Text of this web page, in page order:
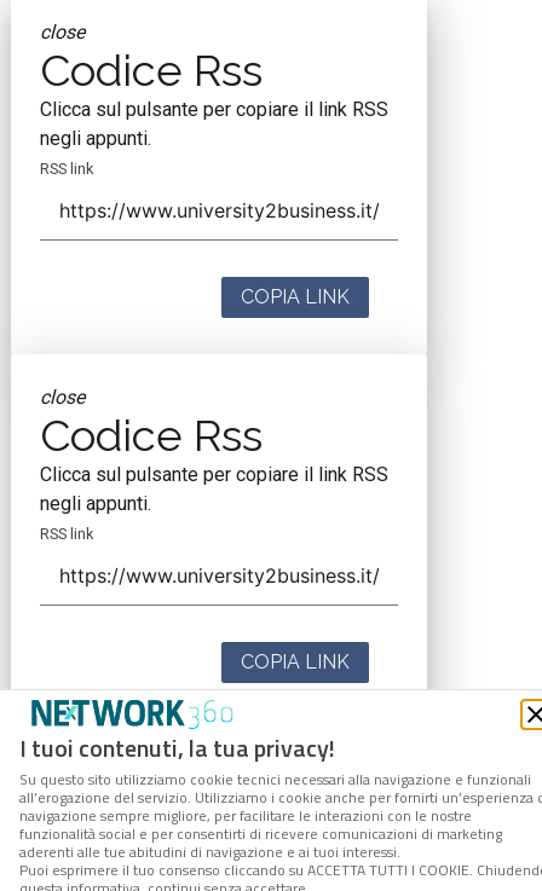
I tuoi contenuti, la tua privacy!
Su questo sito utilizziamo cookie tecnici necessari alla navigazione e funzionali
all’erogazione del servizio. Utilizziamo i cookie anche per fornirti un’esperienza
navigazione sempre migliore, per facilitare le interazioni con le nostre
funzionalità social e per consentirti di ricevere comunicazioni di marketing
aderenti alle tue abitudini di navigazione e ai tuoi interessi.
Puoi esprimere il tuo consenso cliccando su ACCETTA TUTTI I COOKIE.
close
Codice Rss
Clicca sul pulsante per copiare il link RSS
negli appunti.
RSS link
COPIA LINK
close
Codice Rss
Clicca sul pulsante per copiare il link RSS
negli appunti.
RSS link
COPIA LINK